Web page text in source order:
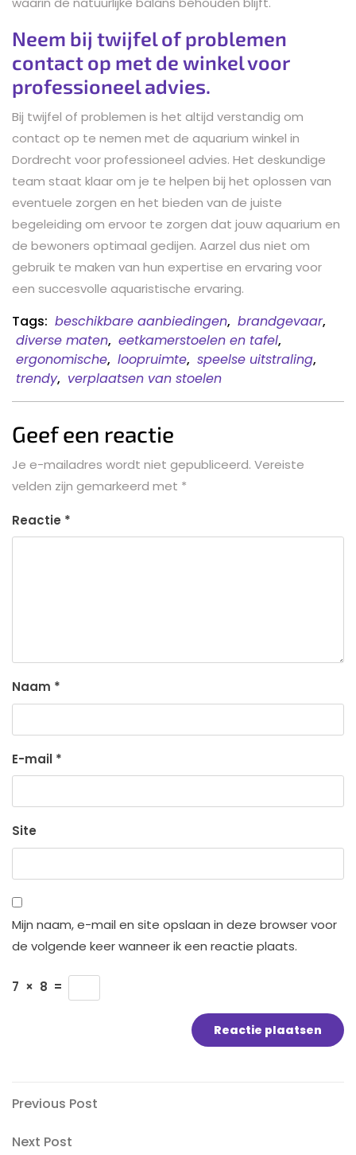
Neem bij twijfel of problemen
contact op met de winkel voor
professioneel advies.
Bij twijfel of problemen is het altijd verstandig om
contact op te nemen met de aquarium winkel in
Dordrecht voor professioneel advies. Het deskundige
team staat klaar om je te helpen bij het oplossen van
eventuele zorgen en het bieden van de juiste
begeleiding om ervoor te zorgen dat jouw aquarium en
de bewoners optimaal gedijen. Aarzel dus niet om
gebruik te maken van hun expertise en ervaring voor
een succesvolle aquaristische ervaring.
Tags: beschikbare aanbiedingen, brandgevaar,
diverse maten, eetkamerstoelen en tafel,
ergonomische, loopruimte, speelse uitstraling,
trendy, verplaatsen van stoelen
Geef een reactie
Je e-mailadres wordt niet gepubliceerd. Vereiste
velden zijn gemarkeerd met *
Reactie *
Naam *
E-mail *
Site
Mijn naam, e-mail en site opslaan in deze browser voor
de volgende keer wanneer ik een reactie plaats.
7 × 8 =
Bericht
navigatie
Previous
Previous Post
Next
Next Post